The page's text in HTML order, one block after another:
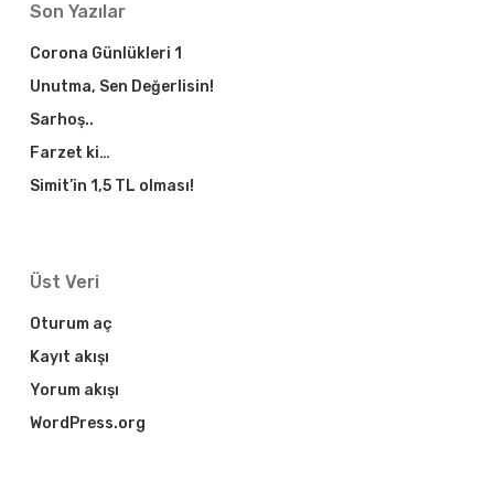
Son Yazılar
Corona Günlükleri 1
Unutma, Sen Değerlisin!
Sarhoş..
Farzet ki…
Simit’in 1,5 TL olması!
Üst Veri
Oturum aç
Kayıt akışı
Yorum akışı
WordPress.org